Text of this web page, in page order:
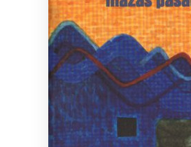
Bibliotekoms